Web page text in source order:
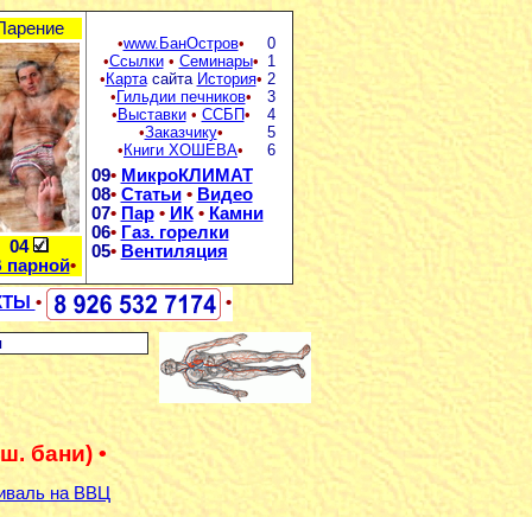
04
парной•
•www.БанОстров•
•Ссылки• Семинары•
• Картасайта История•
• Гильдии печников•
• Выставки• ССБП•
•Заказчику•
• Книги ХОШЕВА•
0
1
2
3
4
5
6
09• МикроКЛИМАТ
08• Статьи • Видео
07• Пар • ИК • Камни
06• Газ. горелки
05• Вентиляция
• •
бани) •
на ВВЦ